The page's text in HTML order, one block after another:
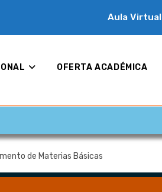
Aula Virtual
OFERTA ACADÉMICA
de Materias Básicas